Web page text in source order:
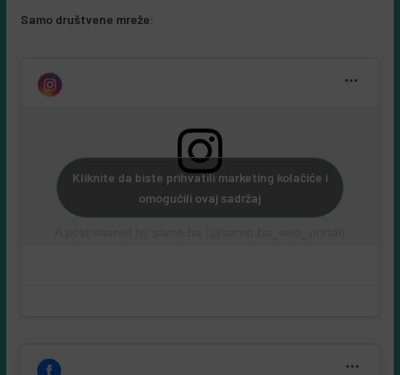
Samo društvene mreže:
Kliknite da biste prihvatili marketing kolačiće i
omogućili ovaj sadržaj